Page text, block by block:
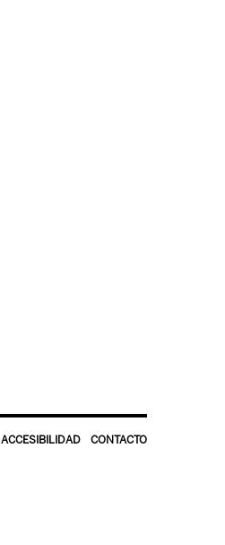
ACCESIBILIDAD CONTACTO